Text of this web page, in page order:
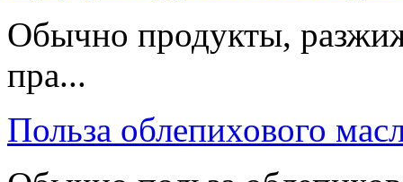
Обычно продукты,
пра...
Польза облепихового